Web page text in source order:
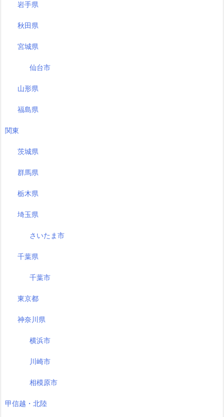
岩手県
秋田県
宮城県
仙台市
山形県
福島県
関東
茨城県
群馬県
栃木県
埼玉県
さいたま市
千葉県
千葉市
東京都
神奈川県
横浜市
川崎市
相模原市
甲信越・北陸